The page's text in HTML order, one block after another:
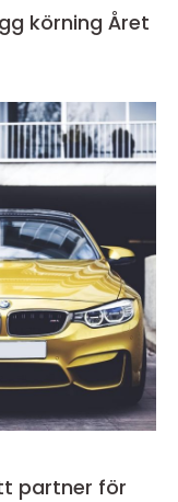
körning Året